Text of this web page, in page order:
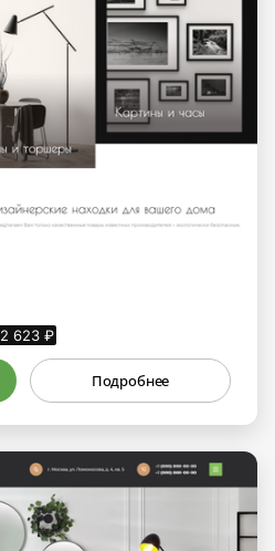
2 623 ₽
Подробнее